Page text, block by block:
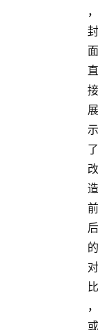
，
封
面
直
接
展
示
了
改
造
前
后
的
对
比
，
或